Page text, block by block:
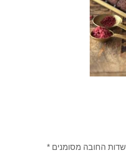
שדות החובה מסומנים *